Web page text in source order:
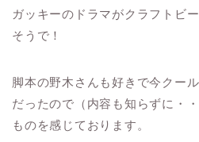
ガッキーのドラマがクラフトビ
そうで！
脚本の野木さんも好きで今クー
だったので（内容も知らずに・
ものを感じております。